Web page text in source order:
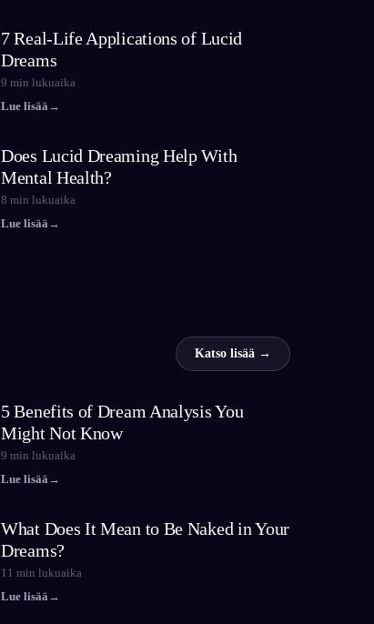
7 Real-Life Applications of Lucid
Dreams
9 min lukuaika
Lue lisää →
Does Lucid Dreaming Help With
Mental Health?
8 min lukuaika
Lue lisää →
Katso lisää →
5 Benefits of Dream Analysis You
Might Not Know
9 min lukuaika
Lue lisää →
What Does It Mean to Be Naked in Your
Dreams?
11 min lukuaika
Lue lisää →